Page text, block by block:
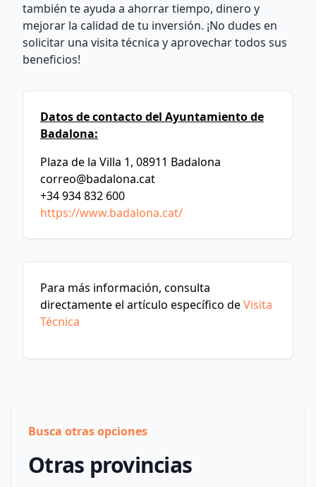
también te ayuda a ahorrar tiempo, dinero y
mejorar la calidad de tu inversión. ¡No dudes en
solicitar una visita técnica y aprovechar todos sus
beneficios!
Datos de contacto del Ayuntamiento de
Badalona:
Plaza de la Villa 1, 08911 Badalona
correo@badalona.cat
+34 934 832 600
https://www.badalona.cat/
Para más información, consulta
directamente el artículo específico deVisita
Técnica
Busca otras opciones
Otras provincias